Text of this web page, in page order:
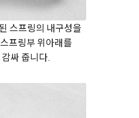
스프링의 내구성을
스프링부 위아래를
싸 줍니다.